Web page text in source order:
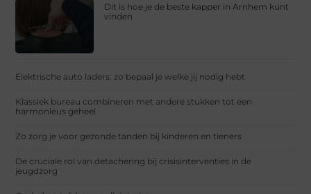
Dit is hoe je de beste kapper in Arnhem kunt
vinden
Elektrische auto laders: zo bepaal je welke jij nodig hebt
Klassiek bureau combineren met andere stukken tot een
harmonieus geheel
Zo zorg je voor gezonde tanden bij kinderen en tieners
De cruciale rol van detachering bij crisisinterventies in de
jeugdzorg